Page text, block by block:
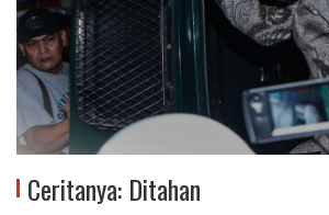
Ceritanya: Ditahan